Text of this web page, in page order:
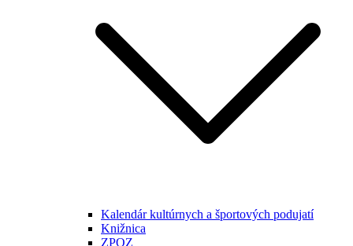
Kalendár kultúrnych a športových podujatí
Knižnica
ZPOZ